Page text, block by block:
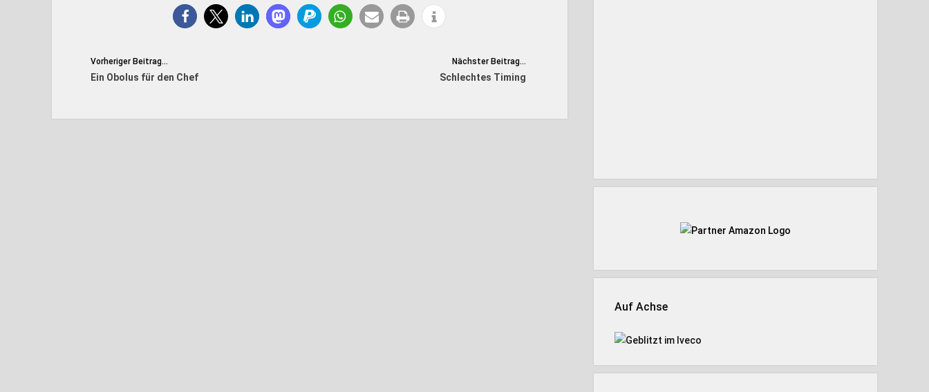
Vorheriger Beitrag...
Ein Obolus für den Chef
Nächster Beitrag...
Schlechtes Timing
Auf Achse